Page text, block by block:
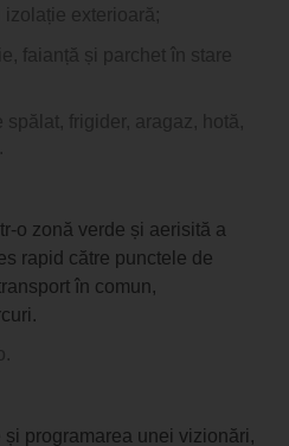
o zonă verde și aerisită a
rapid către punctele de
în comun,
programarea unei vizionări,